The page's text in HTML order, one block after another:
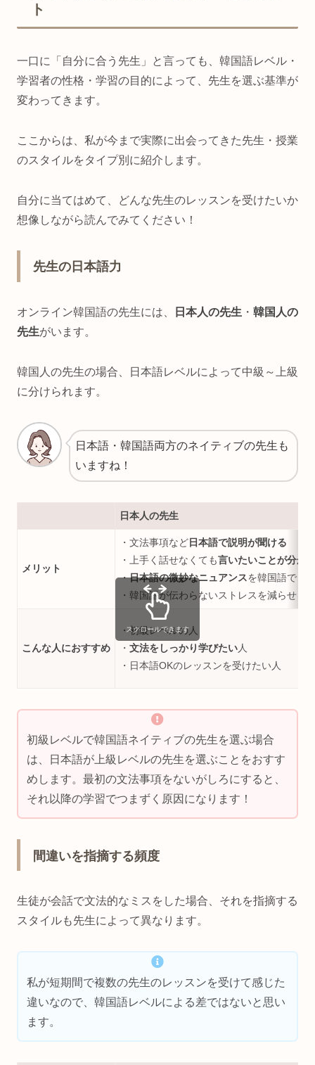
ト
一口に「自分に合う先生」と言っても、韓国語レベル・
学習者の性格・学習の目的によって、先生を選ぶ基準が
変わってきます。
ここからは、私が今まで実際に出会ってきた先生・授業
のスタイルをタイプ別に紹介します。
自分に当てはめて、どんな先生のレッスンを受けたいか
想像しながら読んでみてください！
先生の日本語力
オンライン韓国語の先生には、 日本人の先生 ・ 韓国人の
先生がいます。
韓国人の先生の場合、日本語レベルによって中級～上級
に分けられます。
日本語・韓国語両方のネイティブの先生も
いますね！
日本人の先生
メリット
・文法事項など日本語で説明が聞ける
・上手く話せなくても言いたいことが分か
・日本語の微妙なニュアンスを韓国語でど
・韓国語が伝わらないストレスを減らせる
こんな人におすすめ
・初級レベルの人
・ 文法をしっかり学びたい人
・日本語OKのレッスンを受けたい人
スクロールできます
初級レベルで韓国語ネイティブの先生を選ぶ場合
は、日本語が上級レベルの先生を選ぶことをおすす
めします。最初の文法事項をないがしろにすると、
それ以降の学習でつまずく原因になります！
間違いを指摘する頻度
生徒が会話で文法的なミスをした場合、それを指摘する
スタイルも先生によって異なります。
私が短期間で複数の先生のレッスンを受けて感じた
違いなので、韓国語レベルによる差ではないと思い
ます。